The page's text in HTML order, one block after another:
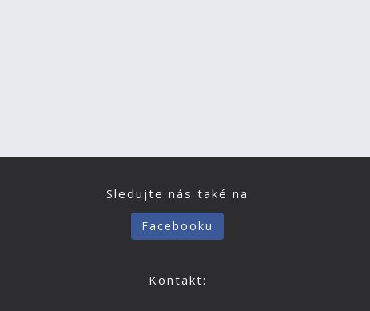
Sledujte nás také na
Facebooku
Kontakt: